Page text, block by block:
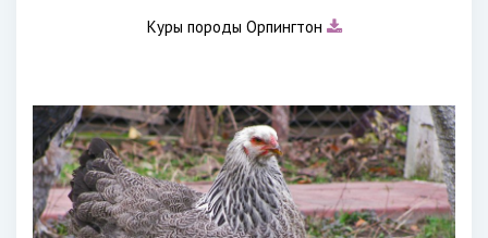
Куры породы Орпингтон